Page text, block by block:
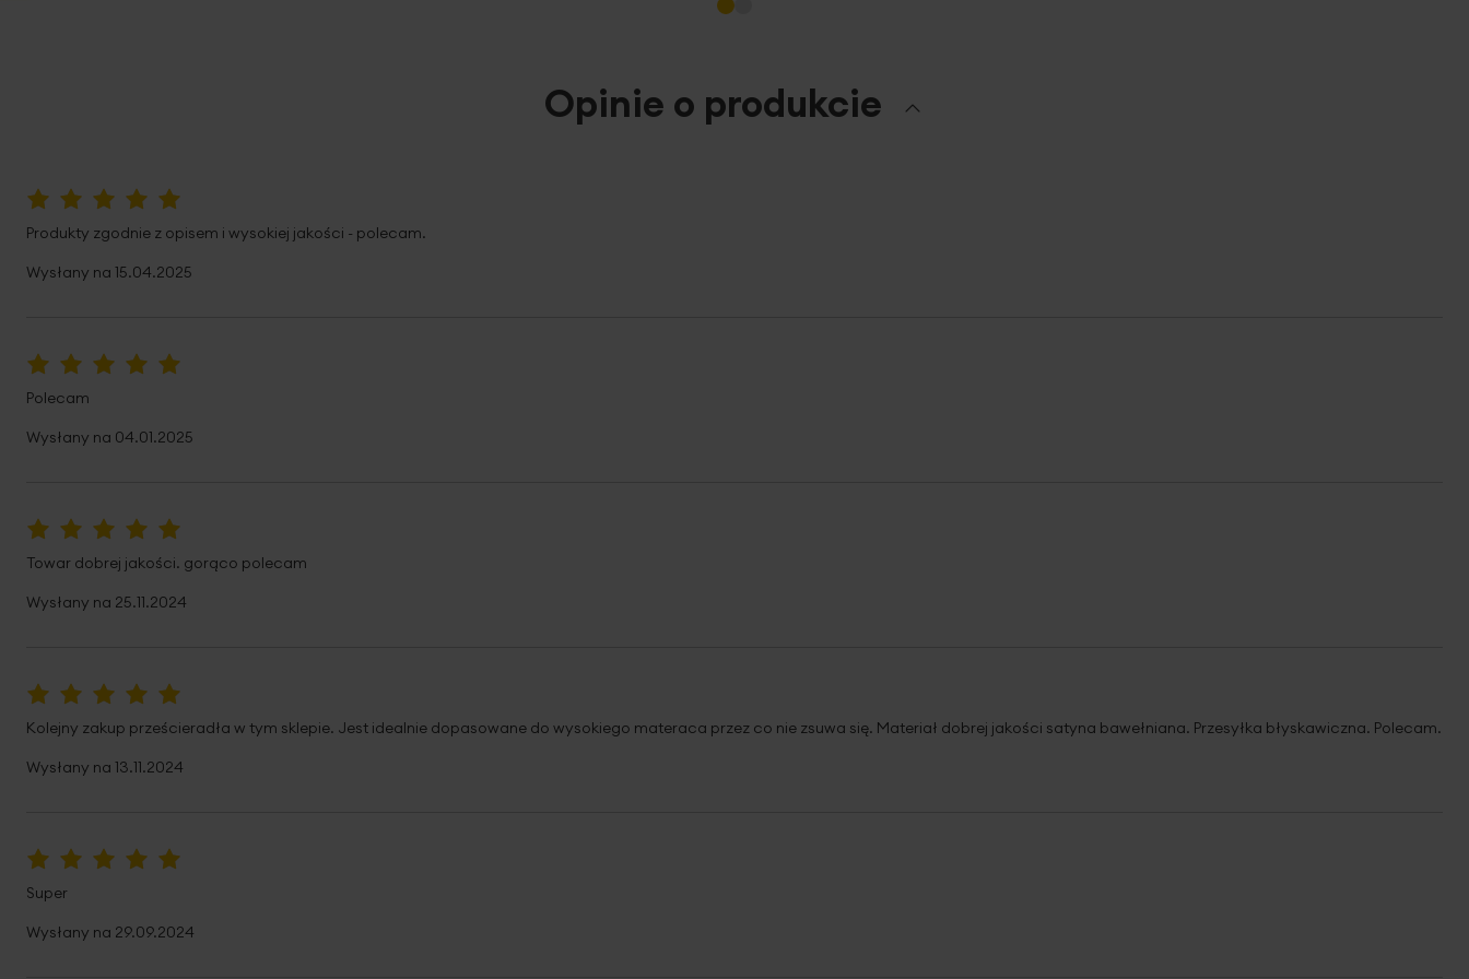
Opinie o produkcie
Produkty zgodnie z opisem i wysokiej jakości - polecam.
Wysłany na 15.04.2025
Polecam
Wysłany na 04.01.2025
Towar dobrej jakości. gorąco polecam
Wysłany na 25.11.2024
Kolejny zakup prześcieradła w tym sklepie. Jest idealnie dopasowane do wysokiego materaca przez co nie zsuwa się. Materiał dobrej jakości satyna bawełniana. Przesyłka błyskawiczna. Polecam.
Wysłany na 13.11.2024
Super
Wysłany na 29.09.2024